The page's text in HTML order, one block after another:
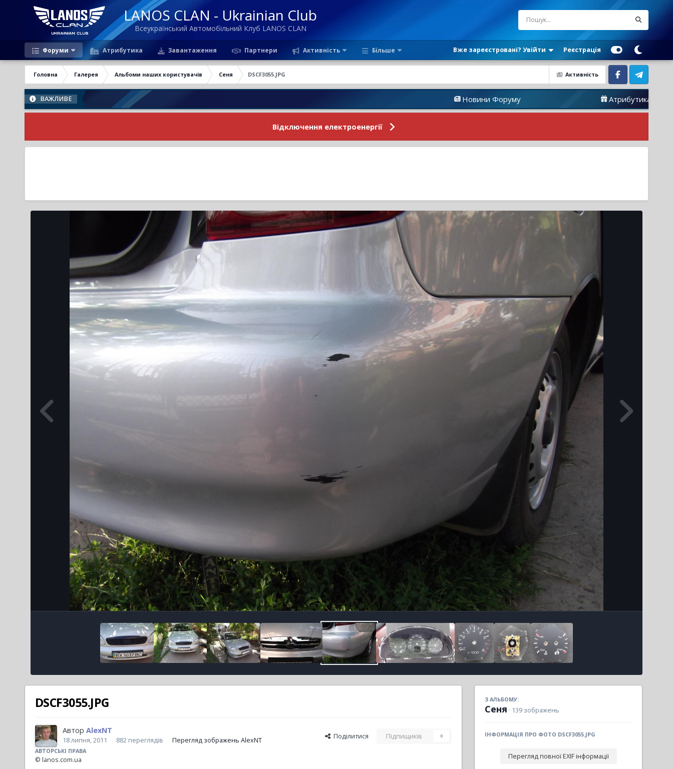
LANOS CLAN - Ukrainian Club
Всеукраїнський Автомобільний Клуб LANOS CLAN
Форуми Атрибутика Завантаження Партнери Активність Більше Вже зареєстровані? Увійти Реєстрація
Активність
Головна Галерея Альбоми наших користувачів Сеня DSCF3055.JPG
Facebook Telegram
ВАЖЛИВЕ Новини Форуму Атрибутика
Відключення електроенергії
Інструменти
DSCF3055.JPG
Автор AlexNT
18 липня, 2011 882 переглядів Перегляд зображень AlexNT Поділитися Підпищиків 0
АВТОРСЬКІ ПРАВА
© lanos.com.ua
З АЛЬБОМУ:
Сеня · 139 зображень
ІНФОРМАЦІЯ ПРО ФОТО DSCF3055.JPG
Перегляд повної EXIF інформації